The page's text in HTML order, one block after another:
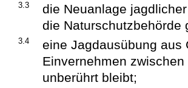
3.3
die Neuanlage
die Naturschutzbehörde
3.4
eine Jagdausübung aus
Einvernehmen
unberührt bleibt;